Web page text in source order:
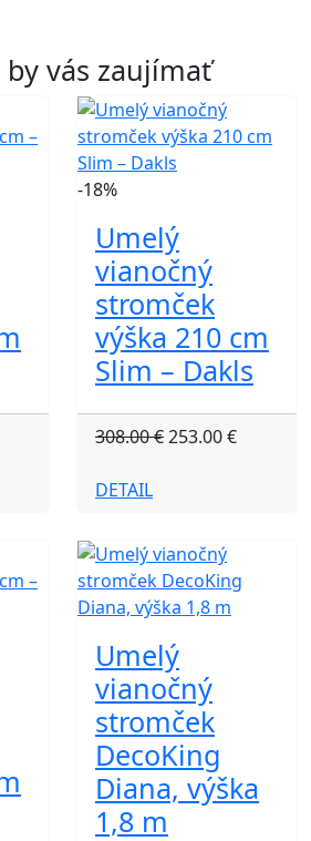
vás zaujímať
-18%
Umelý
vianočný
stromček
výška 210 cm
Slim – Dakls
308.00 €253.00 €
DETAIL
Umelý
vianočný
stromček
DecoKing
Diana, výška
1,8 m